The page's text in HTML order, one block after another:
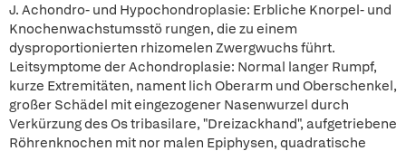
J. Achondro- und Hypochondroplasie: Erbliche Knorpel- und
Knochenwachstumsstö rungen, die zu einem
dysproportionierten rhizomelen Zwergwuchs führt.
Leitsymptome der Achondroplasie: Normal langer Rumpf,
kurze Extremitäten, nament lich Oberarm und Oberschenkel,
großer Schädel mit eingezogener Nasenwurzel durch
Verkürzung des Os tribasilare, "Dreizackhand", aufgetriebene
Röhrenknochen mit nor malen Epiphysen, quadratische